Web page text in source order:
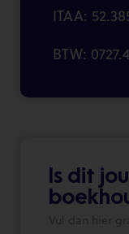
ITAA:
BTW:
Is dit
Vul dan hier